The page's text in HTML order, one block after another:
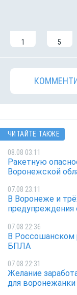
1 5
ЧИТАЙТЕ ТАКЖЕ
08.08 03:11
Ракетную
Воронежской
07.08 23:11
В Воронеже и
07.08 22:36
В Россошанском
БПЛА
07.08 22:31
Желание
для